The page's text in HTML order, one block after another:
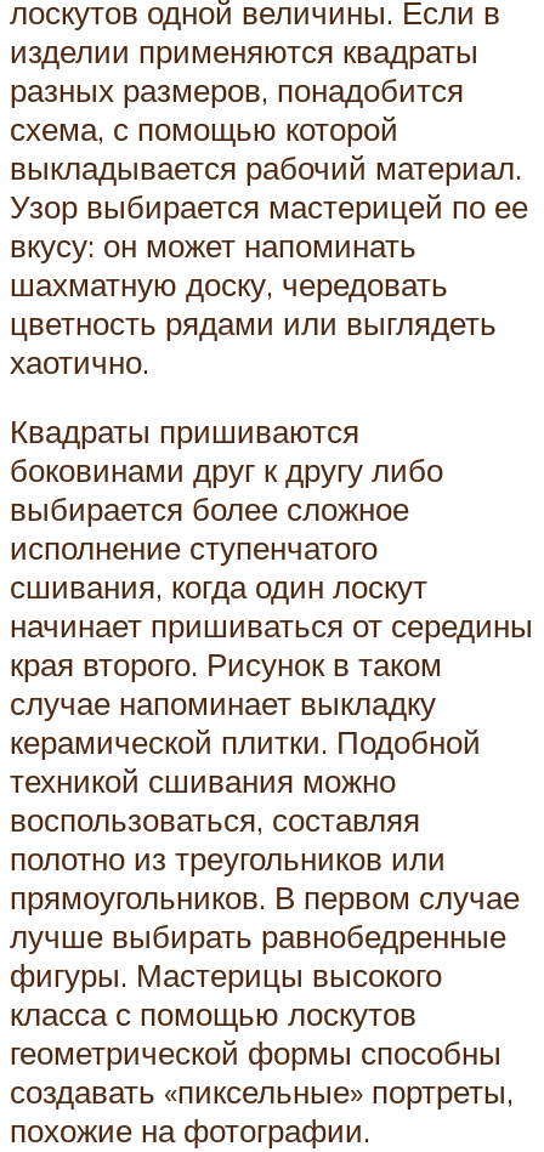
лоскутов одной величины. Если в
изделии применяются квадраты
разных размеров, понадобится
схема, с помощью которой
выкладывается рабочий материал.
Узор выбирается мастерицей по ее
вкусу: он может напоминать
шахматную доску, чередовать
цветность рядами или выглядеть
хаотично.
Квадраты пришиваются
боковинами друг к другу либо
выбирается более сложное
исполнение ступенчатого
сшивания, когда один лоскут
начинает пришиваться от середины
края второго. Рисунок в таком
случае напоминает выкладку
керамической плитки. Подобной
техникой сшивания можно
воспользоваться, составляя
полотно из треугольников или
прямоугольников. В первом случае
лучше выбирать равнобедренные
фигуры. Мастерицы высокого
класса с помощью лоскутов
геометрической формы способны
создавать «пиксельные» портреты,
похожие на фотографии.